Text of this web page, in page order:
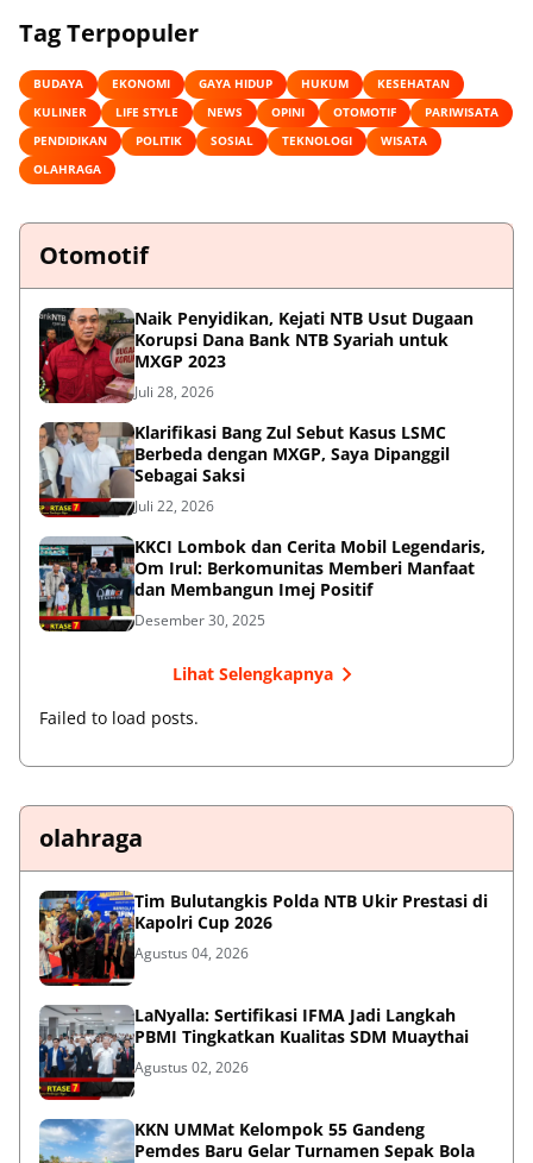
Tag Terpopuler
BUDAYA EKONOMI GAYA HIDUP HUKUM
KESEHATAN
KULINER
LIFE STYLE NEWS OPINI OTOMOTIF
PARIWISATA
PENDIDIKAN
POLITIK SOSIAL TEKNOLOGI
WISATA
OLAHRAGA
Otomotif
Naik Penyidikan, Kejati NTB Usut Dugaan
Korupsi Dana Bank NTB Syariah untuk
MXGP 2023
Juli 28, 2026
Klarifikasi Bang Zul Sebut Kasus LSMC
Berbeda dengan MXGP, Saya Dipanggil
Sebagai Saksi
Juli 22, 2026
KKCI Lombok dan Cerita Mobil Legendaris,
Om Irul: Berkomunitas Memberi Manfaat
dan Membangun Imej Positif
Desember 30, 2025
Lihat Selengkapnya
Failed to load posts.
olahraga
Tim Bulutangkis Polda NTB Ukir Prestasi di
Kapolri Cup 2026
Agustus 04, 2026
LaNyalla: Sertifikasi IFMA Jadi Langkah
PBMI Tingkatkan Kualitas SDM Muaythai
Agustus 02, 2026
KKN UMMat Kelompok 55 Gandeng
Pemdes Baru Gelar Turnamen Sepak Bola